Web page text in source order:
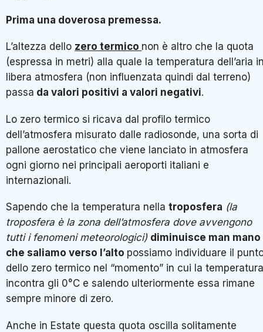
Prima una doverosa premessa.
L’altezza dello zero termico non è altro che la quota
(espressa in metri) alla quale la temperatura dell’aria
libera atmosfera (non influenzata quindi dal terreno)
passa da valori positivi a valori negativi.
Lo zero termico si ricava dal profilo termico
dell’atmosfera misurato dalle radiosonde, una sorta di
pallone aerostatico che viene lanciato in atmosfera
ogni giorno nei principali aeroporti italiani e
internazionali.
Sapendo che la temperatura nella troposfera (la
troposfera è la zona dell’atmosfera dove avvengono
tutti i fenomeni meteorologici) diminuisce man mano
che saliamo verso l’alto possiamo individuare il
dello zero termico nel “momento” in cui la temperatura
incontra gli 0°C e salendo ulteriormente essa rimane
sempre minore di zero.
Anche in Estate questa quota oscilla solitamente